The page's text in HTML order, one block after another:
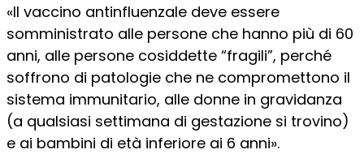
«Il vaccino antinfluenzale deve essere
somministrato alle persone che hanno più di 60
anni, alle persone cosiddette “fragili”, perché
soffrono di patologie che ne compromettono il
sistema immunitario, alle donne in gravidanza
(a qualsiasi settimana di gestazione si trovino)
e ai bambini di età inferiore ai 6 anni».